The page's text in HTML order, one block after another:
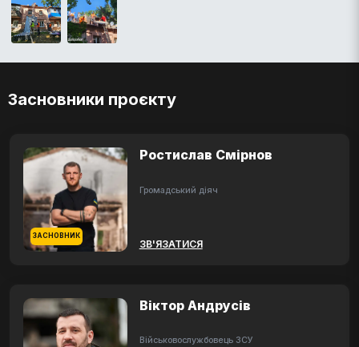
Засновники проєкту
ЗАСНОВНИК
Ростислав Смірнов
Громадський діяч
ЗВ'ЯЗАТИСЯ
Віктор Андрусів
Військовослужбовець ЗСУ